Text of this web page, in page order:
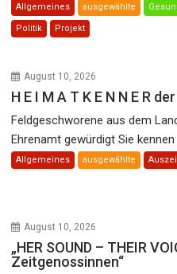
Allgemeines ausgewählte
Politik Projekt
August 10, 2026
H E I M A T K E N N E R
Feldgeschworene aus dem
Ehrenamt gewürdigt Sie kennen
Allgemeines ausgewählte
August 10, 2026
„HER SOUND – THEIR
Zeitgenossinnen“